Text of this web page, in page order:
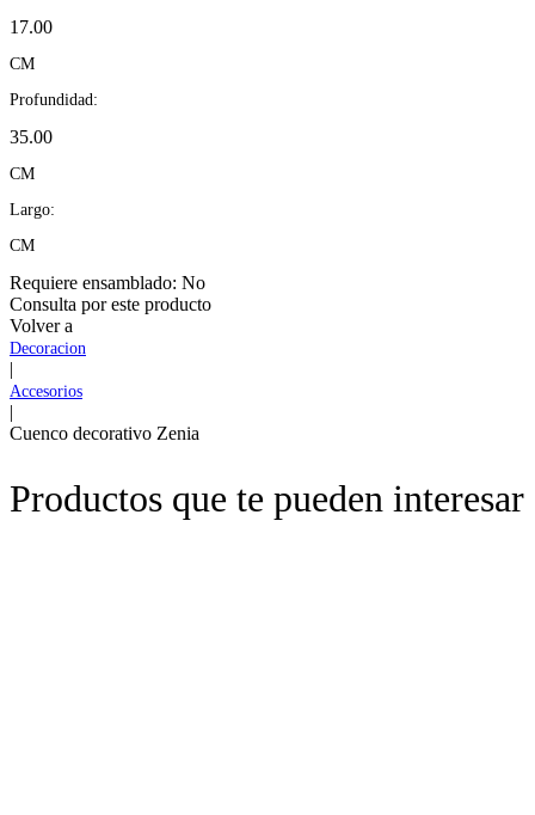
17.00
CM
Profundidad:
35.00
CM
Largo:
CM
Requiere ensamblado: No
Consulta por este producto
Volver a
Decoracion
|
Accesorios
|
Cuenco decorativo Zenia
Productos que te pueden interesar